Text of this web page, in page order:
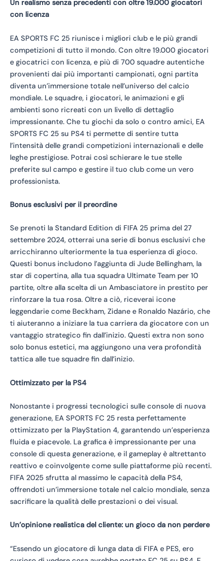
Un realismo senza precedenti con oltre 19.000 giocatori
con licenza
EA SPORTS FC 25 riunisce i migliori club e le più grandi
competizioni di tutto il mondo. Con oltre 19.000 giocatori
e giocatrici con licenza, e più di 700 squadre autentiche
provenienti dai più importanti campionati, ogni partita
diventa un’immersione totale nell’universo del calcio
mondiale. Le squadre, i giocatori, le animazioni e gli
ambienti sono ricreati con un livello di dettaglio
impressionante. Che tu giochi da solo o contro amici, EA
SPORTS FC 25 su PS4 ti permette di sentire tutta
l’intensità delle grandi competizioni internazionali e delle
leghe prestigiose. Potrai così schierare le tue stelle
preferite sul campo e gestire il tuo club come un vero
professionista.
Bonus esclusivi per il preordine
Se prenoti la Standard Edition di FIFA 25 prima del 27
settembre 2024, otterrai una serie di bonus esclusivi che
arricchiranno ulteriormente la tua esperienza di gioco.
Questi bonus includono l’aggiunta di Jude Bellingham, la
star di copertina, alla tua squadra Ultimate Team per 10
partite, oltre alla scelta di un Ambasciatore in prestito per
rinforzare la tua rosa. Oltre a ciò, riceverai icone
leggendarie come Beckham, Zidane e Ronaldo Nazário, che
ti aiuteranno a iniziare la tua carriera da giocatore con un
vantaggio strategico fin dall’inizio. Questi extra non sono
solo bonus estetici, ma aggiungono una vera profondità
tattica alle tue squadre fin dall’inizio.
Ottimizzato per la PS4
Nonostante i progressi tecnologici sulle console di nuova
generazione, EA SPORTS FC 25 resta perfettamente
ottimizzato per la PlayStation 4, garantendo un’esperienza
fluida e piacevole. La grafica è impressionante per una
console di questa generazione, e il gameplay è altrettanto
reattivo e coinvolgente come sulle piattaforme più recenti.
FIFA 2025 sfrutta al massimo le capacità della PS4,
offrendoti un’immersione totale nel calcio mondiale, senza
sacrificare la qualità delle prestazioni o dei visual.
Un’opinione realistica del cliente: un gioco da non perdere
“Essendo un giocatore di lunga data di FIFA e PES, ero